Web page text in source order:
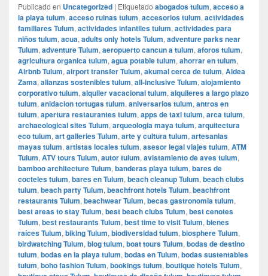
Publicado en Uncategorized | Etiquetado abogados tulum, acceso a
la playa tulum, acceso ruinas tulum, accesorios tulum, actividades
familiares Tulum, actividades infantiles tulum, actividades para
niños tulum, acua, adults only hotels Tulum, adventure parks near
Tulum, adventure Tulum, aeropuerto cancun a tulum, aforos tulum,
agricultura organica tulum, agua potable tulum, ahorrar en tulum,
Airbnb Tulum, airport transfer Tulum, akumal cerca de tulum, Aldea
Zama, alianzas sostenibles tulum, all-inclusive Tulum, alojamiento
corporativo tulum, alquiler vacacional tulum, alquileres a largo plazo
tulum, anidacion tortugas tulum, aniversarios tulum, antros en
tulum, apertura restaurantes tulum, apps de taxi tulum, arca tulum,
archaeological sites Tulum, arqueologia maya tulum, arquitectura
eco tulum, art galleries Tulum, arte y cultura tulum, artesanias
mayas tulum, artistas locales tulum, asesor legal viajes tulum, ATM
Tulum, ATV tours Tulum, autor tulum, avistamiento de aves tulum,
bamboo architecture Tulum, banderas playa tulum, bares de
cocteles tulum, bares en Tulum, beach cleanup Tulum, beach clubs
tulum, beach party Tulum, beachfront hotels Tulum, beachfront
restaurants Tulum, beachwear Tulum, becas gastronomia tulum,
best areas to stay Tulum, best beach clubs Tulum, best cenotes
Tulum, best restaurants Tulum, best time to visit Tulum, bienes
raíces Tulum, biking Tulum, biodiversidad tulum, biosphere Tulum,
birdwatching Tulum, blog tulum, boat tours Tulum, bodas de destino
tulum, bodas en la playa tulum, bodas en Tulum, bodas sustentables
tulum, boho fashion Tulum, bookings tulum, boutique hotels Tulum,